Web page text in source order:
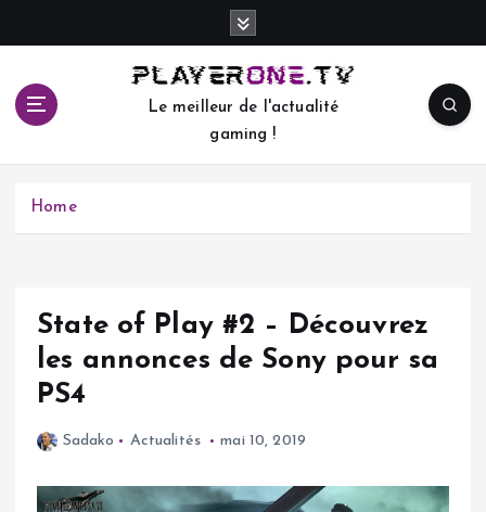
c
Le meilleur de l'actualité
gaming !
Home
State of Play #2 – Découvrez
les annonces de Sony pour sa
PS4
Sadako Actualités mai 10, 2019